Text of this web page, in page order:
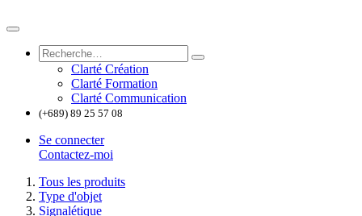
Clarté Création
Clarté Formation
Clarté Communication
(+689) 89 25 57 08
Se connecter
Contactez-moi
Tous les produits
Type d'objet
Signalétique